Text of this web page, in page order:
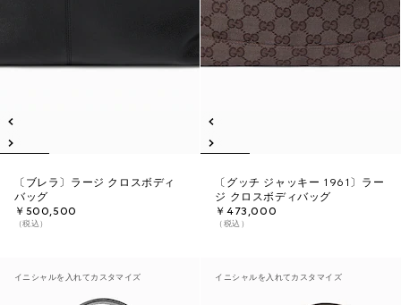
〔ブレラ〕ラージ クロスボディ
バッグ
￥500,500
（税込）
〔グッチ ジャッキー 1961〕ラー
ジ クロスボディバッグ
￥473,000
（税込）
イニシャルを入れてカスタマイズ イニシャルを入れてカスタマイズ